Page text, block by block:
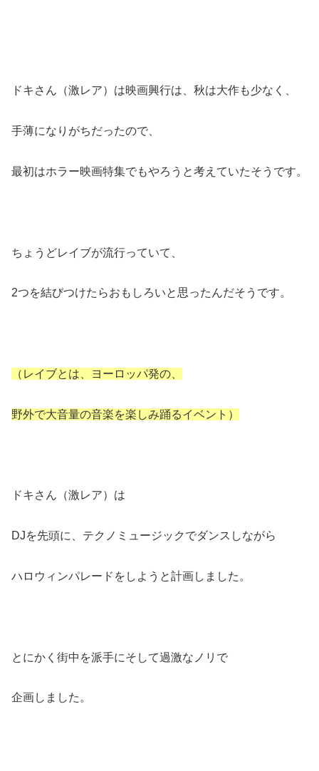
ドキさん（激レア）は映画興行は、秋は大作も少なく、
手薄になりがちだったので、
最初はホラー映画特集でもやろうと考えていたそうです。
ちょうどレイブが流行っていて、
2つを結びつけたらおもしろいと思ったんだそうです。
（レイブとは、ヨーロッパ発の、
野外で大音量の音楽を楽しみ踊るイベント）
ドキさん（激レア）は
DJを先頭に、テクノミュージックでダンスしながら
ハロウィンパレードをしようと計画しました。
とにかく街中を派手にそして過激なノリで
企画しました。